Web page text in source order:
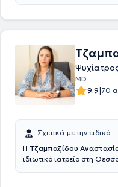
MD
9.9|70
Σχετικά με την ειδικό
Η Τζαμπαζίδου
ιδιωτικό ιατρείο στη